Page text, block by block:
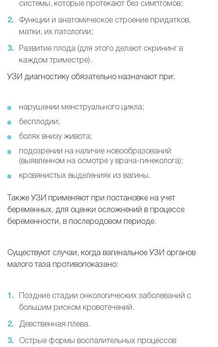
системы, которые протекают без симптомов;
Функции и анатомическое строение придатков,
матки, их патологии;
Развитие плода (для этого делают скрининг в
каждом триместре).
УЗИ диагностику обязательно назначают при:
нарушении менструального цикла;
бесплодии;
болях внизу живота;
подозрении на наличие новообразований
(выявленном на осмотре у врача-гинеколога);
кровянистых выделениях из вагины.
Также УЗИ применяют при постановке на учет
беременных, для оценки осложнений в процессе
беременности, в послеродовом периоде.
Существуют случаи, когда вагинальное УЗИ органов
малого таза противопоказано:
Поздние стадии онкологических заболеваний с
большим риском кровотечений.
Девственная плева.
Острые формы воспалительных процессов